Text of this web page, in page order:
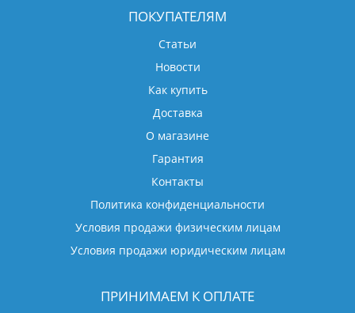
ПОКУПАТЕЛЯМ
Статьи
Новости
Как купить
Доставка
О магазине
Гарантия
Контакты
Политика конфиденциальности
Условия продажи физическим лицам
Условия продажи юридическим лицам
ПРИНИМАЕМ К ОПЛАТЕ